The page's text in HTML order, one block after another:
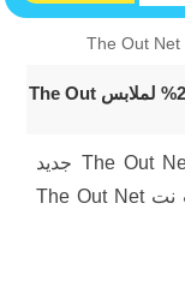
كود خصم ذا اوت نت السعودية 2026 خصم 20% لملابس The Out
كود خصم ذا اوت نت The Out Net جديد
وفعال >> كوبون ذا اوت نت The Out Net